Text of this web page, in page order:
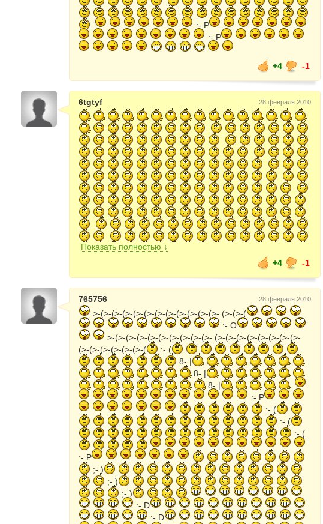
:- P
:- P
+4 -1
6tgtyf 28 февраля 2010
Показать полностью ↓
+4
-1
765756 28 февраля 2010
>-(>-(>-(>-(>-(>-(>-(>-(>-(>-(>-(>- (>-(>-(
:- O
>-(>-(>-(>-(>-(>-(>-(>-(>-(>- (>-(>-(>-(>-(>-(>-(>-(>-
(>-(>-(>-(>-(>-(>-(
:- (
8- |
8- |
8- |
:- P
:- (
:- (
:- (
:- P
;- )
;- )
;- )
:- D
:- D